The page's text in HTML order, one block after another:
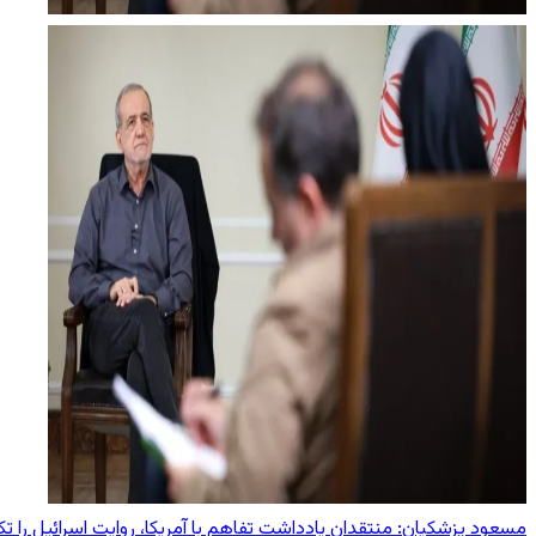
مسعود پزشکیان: منتقدان یادداشت تفاهم با آمریکا، روایت اسرائیل را